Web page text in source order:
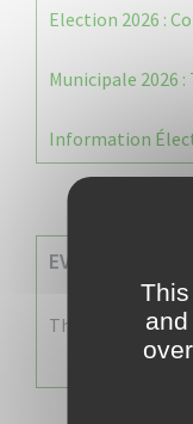
Election 2026 :
Municipale 2026
Information
EVENEMENTS
There are no